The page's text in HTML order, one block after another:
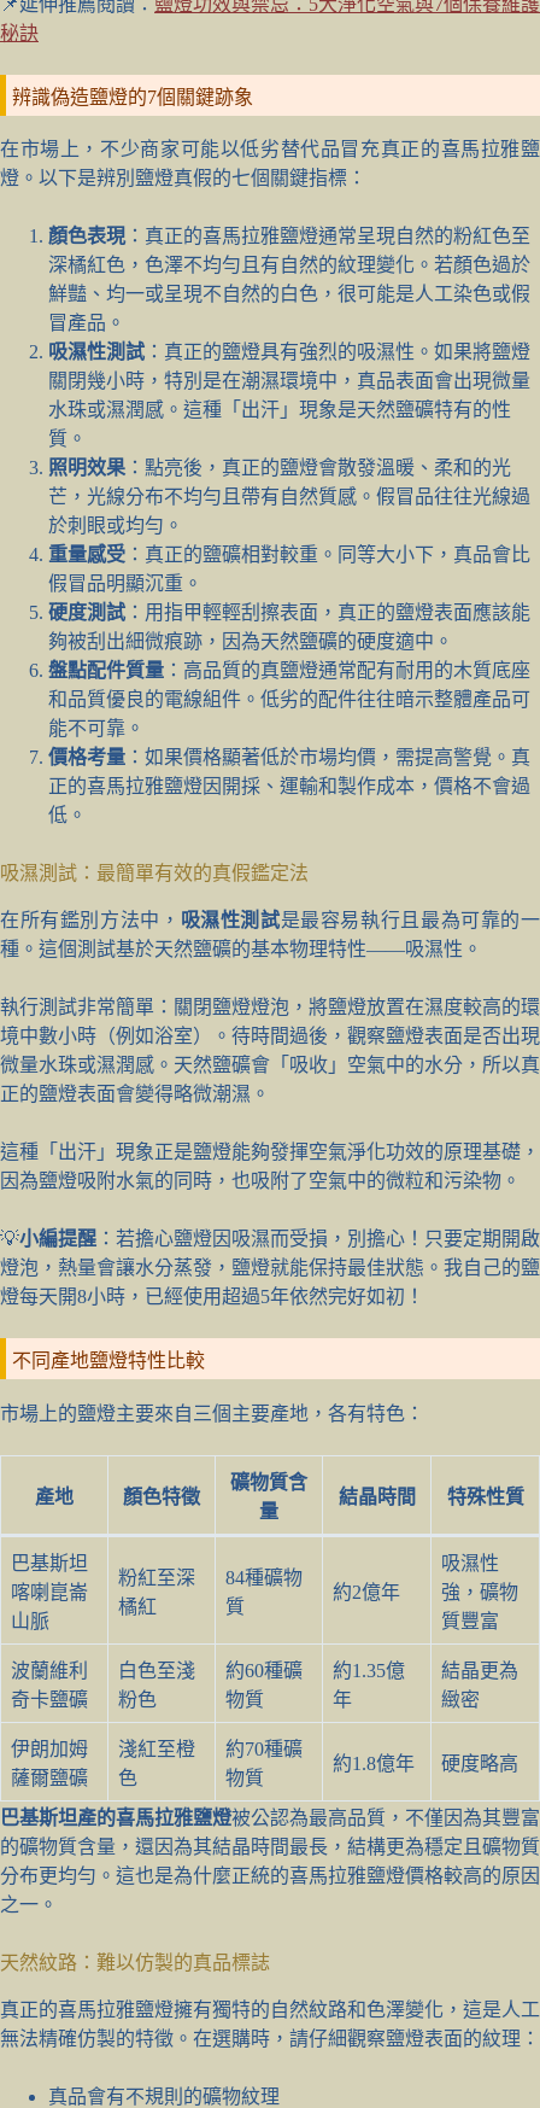
秘訣
辨識偽造鹽燈的7個關鍵跡象
在市場上，不少商家可能以低劣替代品冒充真正的喜馬拉雅鹽
燈。以下是辨別鹽燈真假的七個關鍵指標：
顏色表現 ：真正的喜馬拉雅鹽燈通常呈現自然的粉紅色至
深橘紅色，色澤不均勻且有自然的紋理變化。若顏色過於
鮮豔、均一或呈現不自然的白色，很可能是人工染色或假
冒產品。
吸濕性測試 ：真正的鹽燈具有強烈的吸濕性。如果將鹽燈
關閉幾小時，特別是在潮濕環境中，真品表面會出現微量
水珠或濕潤感。這種「出汗」現象是天然鹽礦特有的性
質。
照明效果 ：點亮後，真正的鹽燈會散發溫暖、柔和的光
芒，光線分布不均勻且帶有自然質感。假冒品往往光線過
於刺眼或均勻。
重量感受 ：真正的鹽礦相對較重。同等大小下，真品會比
假冒品明顯沉重。
硬度測試 ：用指甲輕輕刮擦表面，真正的鹽燈表面應該能
夠被刮出細微痕跡，因為天然鹽礦的硬度適中。
盤點配件質量 ：高品質的真鹽燈通常配有耐用的木質底座
和品質優良的電線組件。低劣的配件往往暗示整體產品可
能不可靠。
價格考量 ：如果價格顯著低於市場均價，需提高警覺。真
正的喜馬拉雅鹽燈因開採、運輸和製作成本，價格不會過
低。
吸濕測試：最簡單有效的真假鑑定法
在所有鑑別方法中， 吸濕性測試是最容易執行且最為可靠的一
種。這個測試基於天然鹽礦的基本物理特性——吸濕性。
執行測試非常簡單：關閉鹽燈燈泡，將鹽燈放置在濕度較高的環
境中數小時（例如浴室）。待時間過後，觀察鹽燈表面是否出現
微量水珠或濕潤感。天然鹽礦會「吸收」空氣中的水分，所以真
正的鹽燈表面會變得略微潮濕。
這種「出汗」現象正是鹽燈能夠發揮空氣淨化功效的原理基礎，
因為鹽燈吸附水氣的同時，也吸附了空氣中的微粒和污染物。
💡小編提醒 ：若擔心鹽燈因吸濕而受損，別擔心！只要定期開啟
燈泡，熱量會讓水分蒸發，鹽燈就能保持最佳狀態。我自己的鹽
燈每天開8小時，已經使用超過5年依然完好如初！
不同產地鹽燈特性比較
市場上的鹽燈主要來自三個主要產地，各有特色：
產地 顏色特徵
礦物質含
量
結晶時間 特殊性質
巴基斯坦
喀喇崑崙
山脈
粉紅至深
橘紅
84種礦物
質
約2億年
吸濕性
強，礦物
質豐富
波蘭維利
奇卡鹽礦
白色至淺
粉色
約60種礦
物質
約1.35億
年
結晶更為
緻密
伊朗加姆
薩爾鹽礦
淺紅至橙
色
約70種礦
物質
約1.8億年 硬度略高
巴基斯坦產的喜馬拉雅鹽燈被公認為最高品質，不僅因為其豐富
的礦物質含量，還因為其結晶時間最長，結構更為穩定且礦物質
分布更均勻。這也是為什麼正統的喜馬拉雅鹽燈價格較高的原因
之一。
天然紋路：難以仿製的真品標誌
真正的喜馬拉雅鹽燈擁有獨特的自然紋路和色澤變化，這是人工
無法精確仿製的特徵。在選購時，請仔細觀察鹽燈表面的紋理：
真品會有不規則的礦物紋理